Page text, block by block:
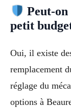
Peut-on
petit
Oui, il existe
remplacement
réglage du
options à